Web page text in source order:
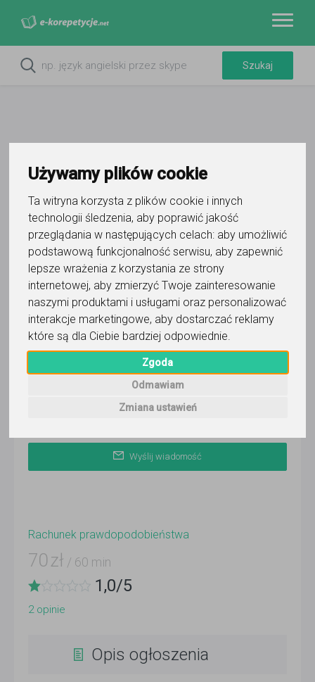
Używamy plików cookie
Ta witryna korzysta z plików cookie i innych
technologii śledzenia, aby poprawić jakość
przeglądania w następujących celach: aby umożliwić
podstawową funkcjonalność serwisu, aby zapewnić
lepsze wrażenia z korzystania ze strony
internetowej, aby zmierzyć Twoje zainteresowanie
naszymi produktami i usługami oraz personalizować
interakcje marketingowe, aby dostarczać reklamy
które są dla Ciebie bardziej odpowiednie
Zgoda
Odmawiam
Zmiana ustawień
Do ulubionych
Paweł
Wyślij wiadomość
Ostatnia aktywność:
Korepetytor prowadzi zajęcia online
Wyślij wiadomość
Rachunek prawdopodobieństwa
70 zł / 60 min
1,0/5
2opinie
Opis ogłoszenia